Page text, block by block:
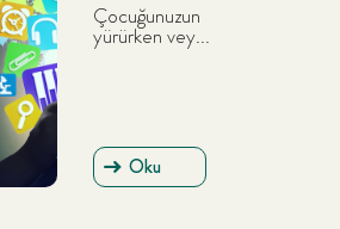
Çocuğunuzun
yürürken vey...
Oku